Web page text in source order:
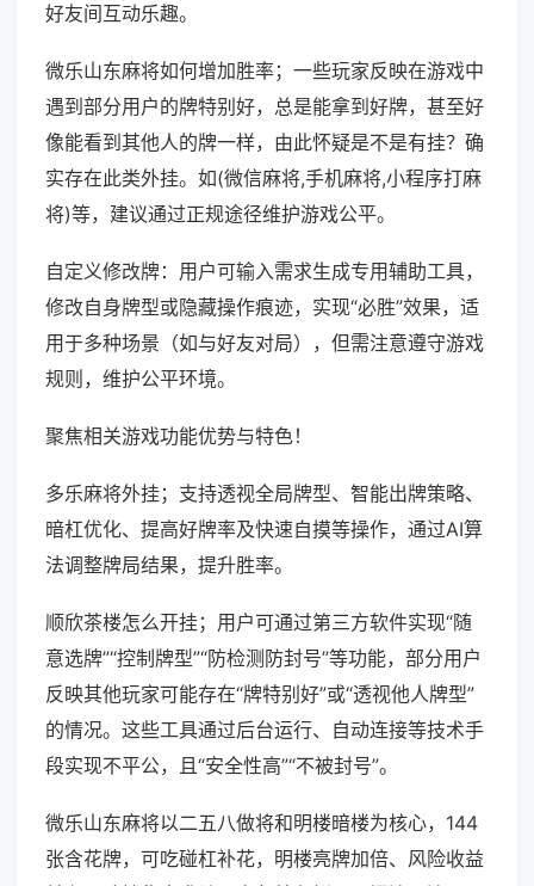
好友间互动乐趣。
微乐山东麻将如何增加胜率；一些玩家反映在游戏中
遇到部分用户的牌特别好，总是能拿到好牌，甚至好
像能看到其他人的牌一样，由此怀疑是不是有挂？确
实存在此类外挂。如(微信麻将,手机麻将,小程序打麻
将)等，建议通过正规途径维护游戏公平。
自定义修改牌：用户可输入需求生成专用辅助工具，
修改自身牌型或隐藏操作痕迹，实现“必胜”效果，适
用于多种场景（如与好友对局），但需注意遵守游戏
规则，维护公平环境。
聚焦相关游戏功能优势与特色！
多乐麻将外挂；支持透视全局牌型、智能出牌策略、
暗杠优化、提高好牌率及快速自摸等操作，通过AI算
法调整牌局结果，提升胜率。
顺欣茶楼怎么开挂；用户可通过第三方软件实现“随
意选牌”“控制牌型”“防检测防封号”等功能，部分用户
反映其他玩家可能存在“牌特别好”或“透视他人牌型”
的情况。这些工具通过后台运行、自动连接等技术手
段实现不平公，且“安全性高”“不被封号”。
微乐山东麻将以二五八做将和明楼暗楼为核心，144
张含花牌，可吃碰杠补花，明楼亮牌加倍、风险收益